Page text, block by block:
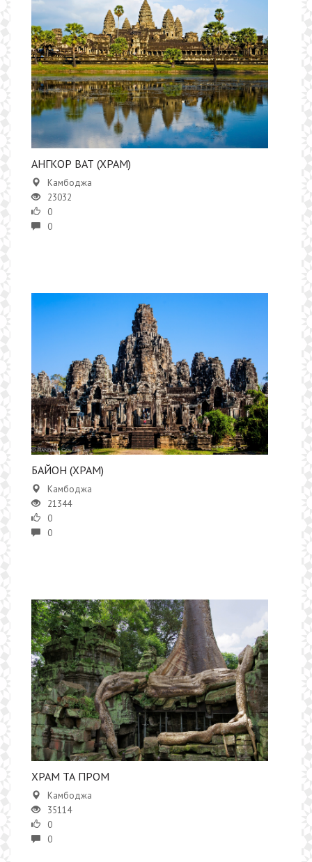
АНГКОР ВАТ (ХРАМ)
Камбоджа
23032
0
0
БАЙОН (ХРАМ)
Камбоджа
21344
0
0
​ХРАМ ТА ПРОМ
Камбоджа
35114
0
0